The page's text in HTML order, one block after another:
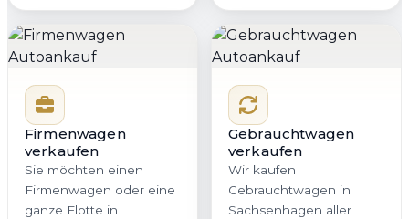
Firmenwagen
verkaufen
Sie möchten einen
Firmenwagen oder eine
ganze Flotte in
Gebrauchtwagen
verkaufen
Wir kaufen
Gebrauchtwagen in
Sachsenhagen aller